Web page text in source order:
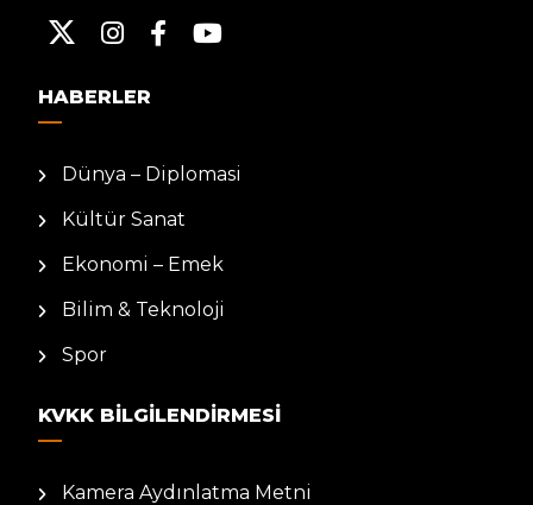
HABERLER
Dünya – Diplomasi
Kültür Sanat
Ekonomi – Emek
Bilim & Teknoloji
Spor
KVKK BILGILENDIRMESI
Kamera Aydınlatma Metni